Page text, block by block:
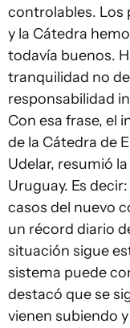
controlables. Los
y la Cátedra
todavía buenos.
tranquilidad no
responsabilidad
Con esa frase, el
de la Cátedra de
Udelar, resumió
Uruguay. Es
casos del nuevo
un récord diario
situación sigue
sistema puede
destacó que se
vienen subiendo